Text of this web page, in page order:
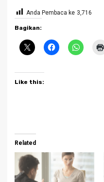
Anda Pembaca ke 3,716
Bagikan:
Like this:
Related